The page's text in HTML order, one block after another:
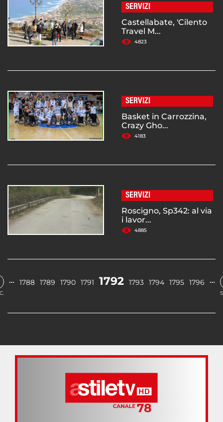
SERVIZI
Castellabate, 'Cilento
Travel M...
4823
SERVIZI
Basket in Carrozzina,
Crazy Gho...
4183
SERVIZI
Roscigno, Sp342: al via
i lavor...
4885
… 1788 1789 1790 1791 1792 1793 1794 1795 1796 …